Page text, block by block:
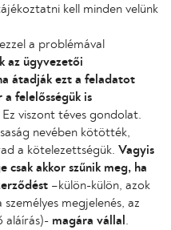
kell minden velünk
a problémával
az ügyvezetői
átadják ezt a feladatot
a felelősségük is
Ez viszont téves gondolat.
nevében kötötték,
a kötelezettségük. Vagyis
csak akkor szűnik meg, ha
–külön-külön, azok
megjelenés, az
aláírás)- magára vállal